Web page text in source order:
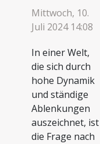
Mittwoch, 10.
Juli 2024 14:08
In einer Welt,
die sich durch
hohe Dynamik
und ständige
Ablenkungen
auszeichnet, ist
die Frage nach